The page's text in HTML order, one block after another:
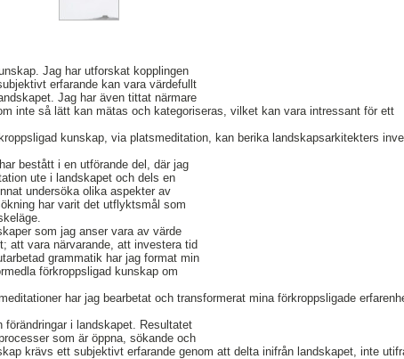
Jag har utforskat kopplingen
erfarande kan vara värdefullt
Jag har även tittat närmare
inte så lätt kan mätas och kategoriseras, vilket kan vara intressant för ett
kunskap, via platsmeditation, kan berika landskapsarkitekters
bestått i en utförande del, där jag
ute i landskapet och dels en
undersöka olika aspekter av
har varit det utflyktsmål som
som jag anser vara av värde
att vara närvarande, att investera tid
grammatik har jag format min
förkroppsligad kunskap om
har jag bearbetat och transformerat mina förkroppsligade
förändringar i landskapet. Resultatet
som är öppna, sökande och
krävs ett subjektivt erfarande genom att delta inifrån landskapet, inte